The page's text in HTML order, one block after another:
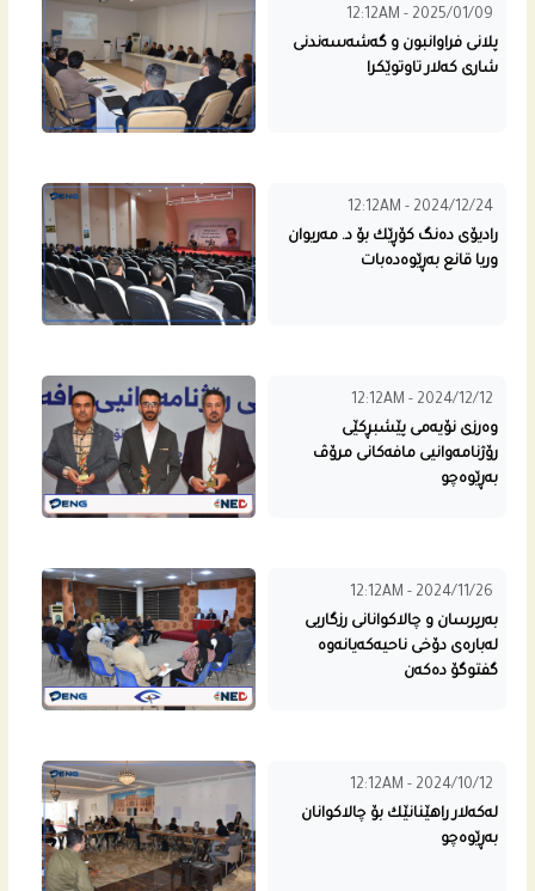
12:12AM - 2025/01/09
پلانى فراوانبون و گه‌شه‌سه‌ندنى
شاری كه‌لار تاوتوێكرا
12:12AM - 2024/12/24
رادیۆی ده‌نگ كۆڕێك بۆ د. مه‌ریوان
وریا قانع به‌ڕێوه‌ده‌بات
12:12AM - 2024/12/12
وه‌رزی نۆیه‌مى پێشبڕكێی
رۆژنامه‌وانیی مافه‌كانى مرۆڤ
به‌ڕێوه‌چو
12:12AM - 2024/11/26
به‌رپرسان و چالاكوانانى رزگاریی
له‌باره‌ى دۆخی ناحیه‌كه‌یانه‌وه‌
گفتوگۆ ده‌كه‌ن
12:12AM - 2024/10/12
له‌كه‌لار راهێنانێك بۆ چالاكوانان
به‌ڕێوه‌چو